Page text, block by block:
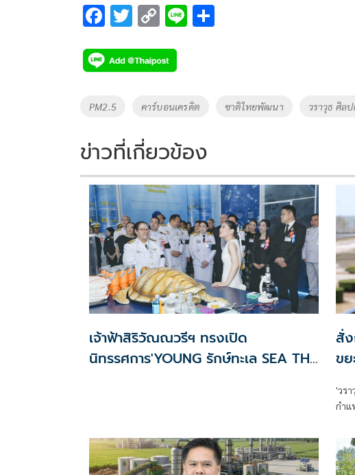
F
e
b
o
k
T
tt
er
C
p
y
Li
k
Li
Tags
PM2.5 คาร์บอนเครดิต ชาติไทยพัฒนา วราวุธ ศิล
ข่าวที่เกี่ยวข้อง
เจ้าฟ้าสิริวัณณวรีฯ ทรงเปิด
นิทรรศการ'YOUNG รักษ์ทะเล SEA THE
สั่
ข
'วร
กำแ